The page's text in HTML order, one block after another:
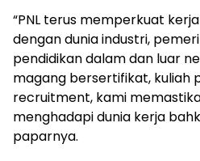
“PNL terus memperkuat
dengan dunia industri,
pendidikan dalam dan luar
magang bersertifikat, kuliah
recruitment, kami
menghadapi dunia kerja
paparnya.